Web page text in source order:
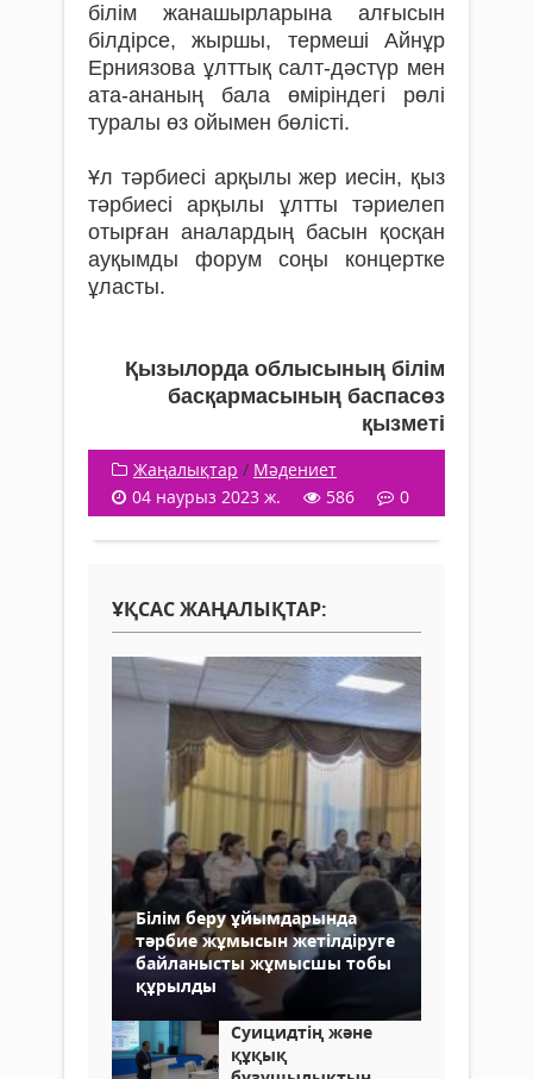
білім жанашырларына алғысын
білдірсе, жыршы, термеші Айнұр
Ерниязова ұлттық салт-дәстүр мен
ата-ананың бала өміріндегі рөлі
туралы өз ойымен бөлісті.
Ұл тәрбиесі арқылы жер иесін, қыз
тәрбиесі арқылы ұлтты тәриелеп
отырған аналардың басын қосқан
ауқымды форум соңы концертке
ұласты.
Қызылорда облысының білім
басқармасының баспасөз
қызметі
Жаңалықтар / Мәдениет
04 наурыз 2023 ж.
586 0
ҰҚСАС ЖАҢАЛЫҚТАР:
Білім беру ұйымдарында
тәрбие жұмысын жетілдіруге
байланысты жұмысшы тобы
құрылды
Суицидтің және
құқық